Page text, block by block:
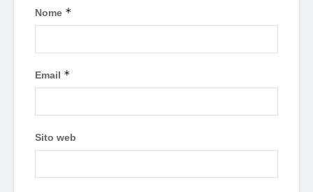
Nome *
Email *
Sito web